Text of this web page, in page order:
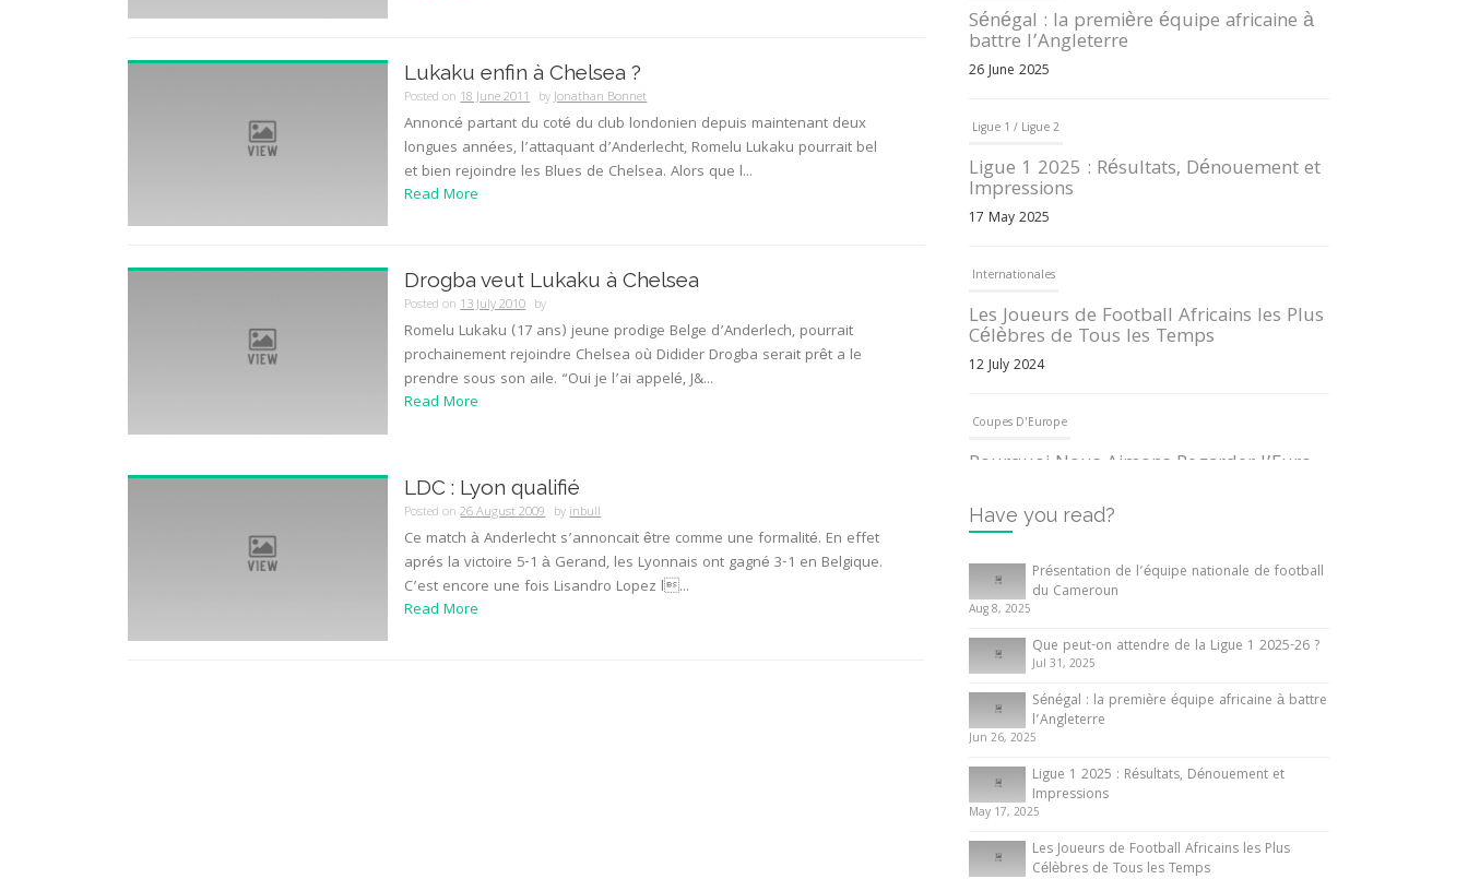
Lukaku enfin à Chelsea ?
Posted on18 June 2011 byJonathan Bonnet
Annoncé partant du coté du club londonien depuis maintenant deux
longues années, l’attaquant d’Anderlecht, Romelu Lukaku pourrait bel
et bien rejoindre les Blues de Chelsea. Alors que l...
Read More
Drogba veut Lukaku à Chelsea
Posted on13 July 2010 by
Romelu Lukaku (17 ans) jeune prodige Belge d’Anderlech, pourrait
prochainement rejoindre Chelsea où Didider Drogba serait prêt a le
prendre sous son aile. “Oui je l’ai appelé, J&...
Read More
LDC : Lyon qualifié
Posted on26 August 2009 byinbull
Ce match à Anderlecht s’annoncait être comme une formalité. En effet
aprés la victoire 5-1 à Gerand, les Lyonnais ont gagné 3-1 en Belgique.
C’est encore une fois Lisandro Lopez l...
Read More
Sénégal : la première équipe africaine à
battre l’Angleterre
26 June 2025
Ligue 1 / Ligue 2
Ligue 1 2025 : Résultats, Dénouement et
Impressions
17 May 2025
Internationales
Les Joueurs de Football Africains les Plus
Célèbres de Tous les Temps
12 July 2024
Coupes D'Europe
Pourquoi Nous Aimons Regarder l’Euro
13 June 2024
Internationales
Tout ce que vous devez savoir sur la
Coupe d’Afrique des Nations
10 May 2024
Internationales
Présentation de l’équipe nationale de
football du Cameroun
8 August 2025
Have you read?
Présentation de l’équipe nationale de football
du Cameroun
Aug 8, 2025
Que peut-on attendre de la Ligue 1 2025-26 ?
Jul 31, 2025
Sénégal : la première équipe africaine à battre
l’Angleterre
Jun 26, 2025
Ligue 1 2025 : Résultats, Dénouement et
Impressions
May 17, 2025
Les Joueurs de Football Africains les Plus
Célèbres de Tous les Temps